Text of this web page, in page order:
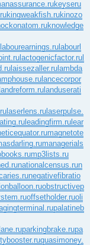
keyseru
kingweakfish.rukinozo
knowledge
labourearnings.rulabourl
lactogenicfactor.rul
laissezaller.rulambda
lancecorpor
landuserati
laserlens.rulaserpulse.
leadingfirm.rulear
magnetote
managerials
mp3lists.ru
nationalcensus.run
negativefibratio
obstructivep
offsetholder.ruoli
palatineb
parkingbrake.rupa
quasimoney.